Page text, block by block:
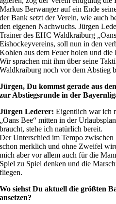
Markus Berwanger auf ein Ende
der Bank setzt der Verein, wie auch
den eigenen Nachwuchs. Jürgen
Trainer des EHC Waldkraiburg
Eishockeyvereins, soll nun in den
Kohlen aus dem Feuer holen und
Wir sprachen mit ihm über seine
Waldkraiburg noch vor dem Abstieg
Jürgen, Du kommst gerade aus
zur Abstiegsrunde in der
Jürgen Lederer: Eigentlich war ich
„Oans Bee“ mitten in der
braucht, stehe ich natürlich bereit.
Der Unterschied im Tempo
schon merklich und ohne Zweifel
mich aber vor allem auch für die
Spiel zu Spiel denken und die
fliegen.
Wo siehst Du aktuell die größten
ansetzen?